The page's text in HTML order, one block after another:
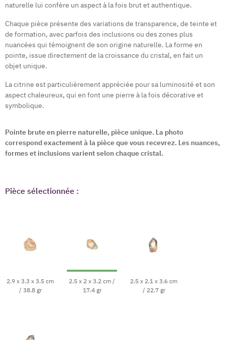
naturelle lui confère un aspect à la fois brut et authentique.
Chaque pièce présente des variations de transparence, de teinte et
de formation, avec parfois des inclusions ou des zones plus
nuancées qui témoignent de son origine naturelle. La forme en
pointe, issue directement de la croissance du cristal, en fait un
objet unique.
La citrine est particulièrement appréciée pour sa luminosité et son
aspect chaleureux, qui en font une pierre à la fois décorative et
symbolique.
Pointe brute en pierre naturelle, pièce unique. La photo
correspond exactement à la pièce que vous recevrez. Les nuances,
formes et inclusions varient selon chaque cristal.
Pièce sélectionnée :
2.9 x 3.3 x 3.5 cm
/ 38.8 gr
2.5 x 2 x 3.2 cm /
17.4 gr
2.5 x 2.1 x 3.6 cm
/ 22.7 gr